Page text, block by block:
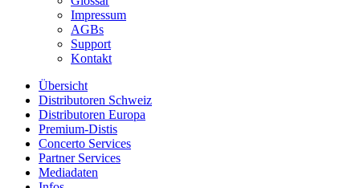
Impressum
AGBs
Support
Kontakt
Übersicht
Distributoren Schweiz
Distributoren Europa
Premium-Distis
Concerto Services
Partner Services
Mediadaten